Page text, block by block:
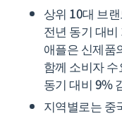
상위 10대 브
전년 동기 대
애플은 신제품
함께 소비자
동기 대비 9%
지역별로는 중